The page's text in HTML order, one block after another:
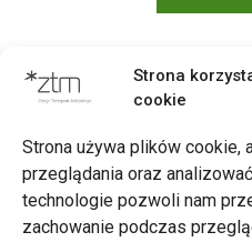
Strona
cookie
Strona używa plików cookie,
przeglądania oraz
technologie pozwoli nam
zachowanie podczas
Zarząd Transportu